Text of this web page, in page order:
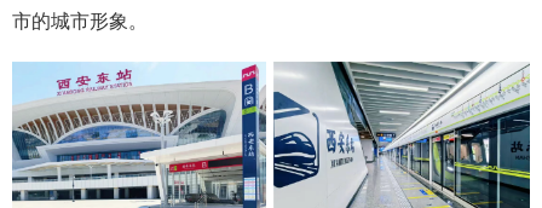
市的城市形象。